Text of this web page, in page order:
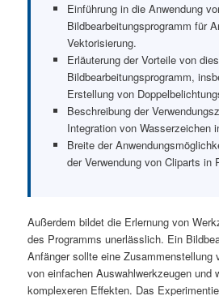
Einführung in die Anwendung
Bildbearbeitungsprogramm für
Vektorisierung.
Erläuterung der Vorteile von
Bildbearbeitungsprogramm,
Erstellung von
Beschreibung der
Integration von Wasserzeichen
Breite der
der Verwendung von Cliparts in
Außerdem bildet die Erlernung von
des Programms unerlässlich. Ein
Anfänger sollte eine Zusammenstellung
von einfachen Auswahlwerkzeugen und
komplexeren Effekten. Das